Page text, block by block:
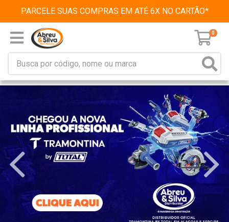
PARCELE SUAS COMPRAS EM ATÉ 6X NO CARTÃO*
0